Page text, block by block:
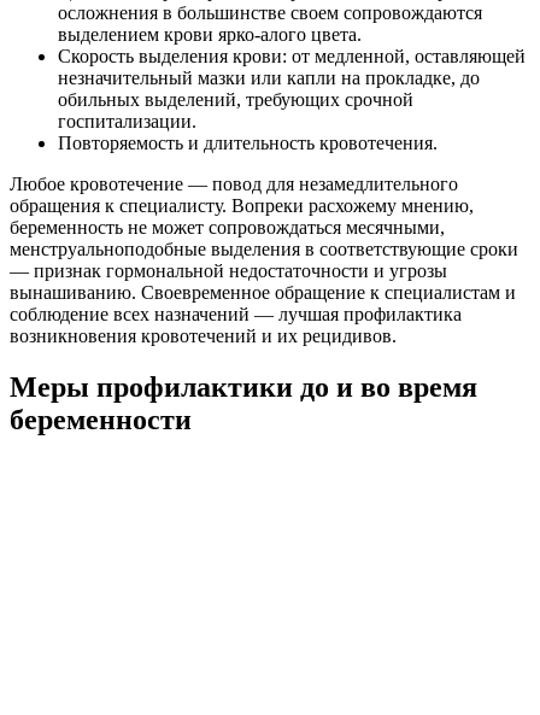
осложнения в большинстве своем сопровождаются
выделением крови ярко-алого цвета.
Скорость выделения крови: от медленной, оставляющей
незначительный мазки или капли на прокладке, до
обильных выделений, требующих срочной
госпитализации.
Повторяемость и длительность кровотечения.
Любое кровотечение — повод для незамедлительного
обращения к специалисту. Вопреки расхожему мнению,
беременность не может сопровождаться месячными,
менструальноподобные выделения в соответствующие сроки
— признак гормональной недостаточности и угрозы
вынашиванию. Своевременное обращение к специалистам и
соблюдение всех назначений — лучшая профилактика
возникновения кровотечений и их рецидивов.
Меры профилактики до и во время
беременности